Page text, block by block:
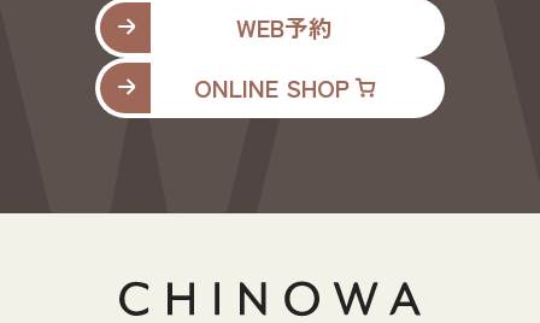
WEB予約
ONLINE SHOP